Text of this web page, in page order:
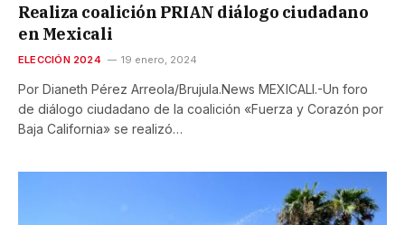
Realiza coalición PRIAN diálogo ciudadano
en Mexicali
ELECCIÓN 2024 19 enero, 2024
Por Dianeth Pérez Arreola/Brujula.News MEXICALI.-Un foro
de diálogo ciudadano de la coalición «Fuerza y Corazón por
Baja California» se realizó…